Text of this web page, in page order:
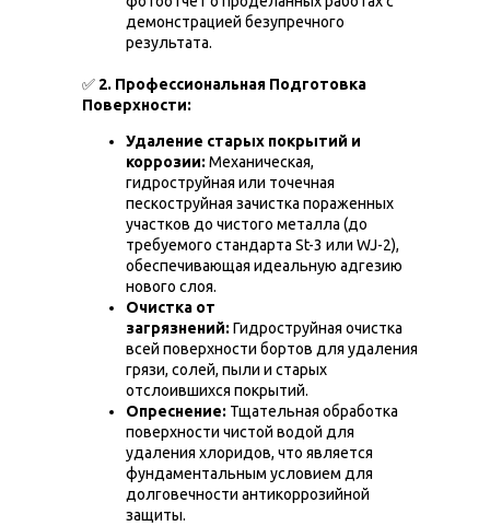
демонстрацией безупречного
результата.
✅ 2. Профессиональная Подготовка
Поверхности:
Удаление старых покрытий и
коррозии: Механическая,
гидроструйная или точечная
пескоструйная зачистка пораженных
участков до чистого металла (до
требуемого стандарта St-3 или WJ-2),
обеспечивающая идеальную адгезию
нового слоя.
Очистка от
загрязнений: Гидроструйная очистка
всей поверхности бортов для удаления
грязи, солей, пыли и старых
отслоившихся покрытий.
Опреснение: Тщательная обработка
поверхности чистой водой для
удаления хлоридов, что является
фундаментальным условием для
долговечности антикоррозийной
защиты.